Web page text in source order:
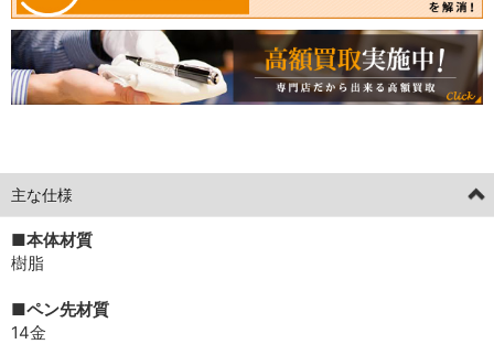
主な仕様
■本体材質
樹脂
■ペン先材質
14金